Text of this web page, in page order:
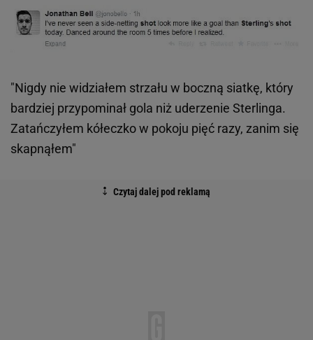
"Nigdy nie widziałem strzału w boczną siatkę, który
bardziej przypominał gola niż uderzenie Sterlinga.
Zatańczyłem kółeczko w pokoju pięć razy, zanim się
skapnąłem"